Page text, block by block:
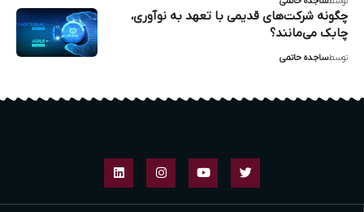
چگونه شرکت‌های قدیمی با تعهد به نوآوری،
چابک می‌مانند؟
توسطساجده حاتمی